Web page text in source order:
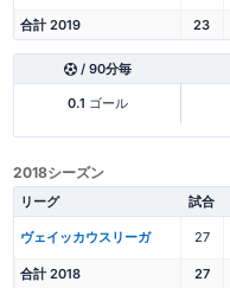
合計 2019 23
/ 90分毎
0.1 ゴール
2018シーズン
リーグ 試合
ヴェイッカウスリーガ 27
合計 2018 27